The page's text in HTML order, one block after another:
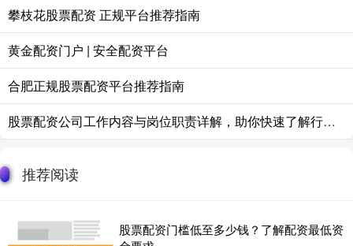
攀枝花股票配资 正规平台推荐指南
黄金配资门户 | 安全配资平台
合肥正规股票配资平台推荐指南
股票配资公司工作内容与岗位职责详解，助你快速了解行业就业前景。
推荐阅读
股票配资门槛低至多少钱？了解配资最低资